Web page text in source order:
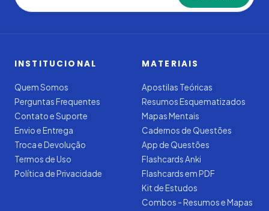
INSTITUCIONAL
Quem Somos
Perguntas Frequentes
Contato e Suporte
Envio e Entrega
Troca e Devolução
Termos de Uso
Política de Privacidade
MATERIAIS
Apostilas Teóricas
Resumos Esquematizados
Mapas Mentais
Cadernos de Questões
App de Questões
Flashcards Anki
Flashcards em PDF
Kit de Estudos
Combos - Resumos e Mapas